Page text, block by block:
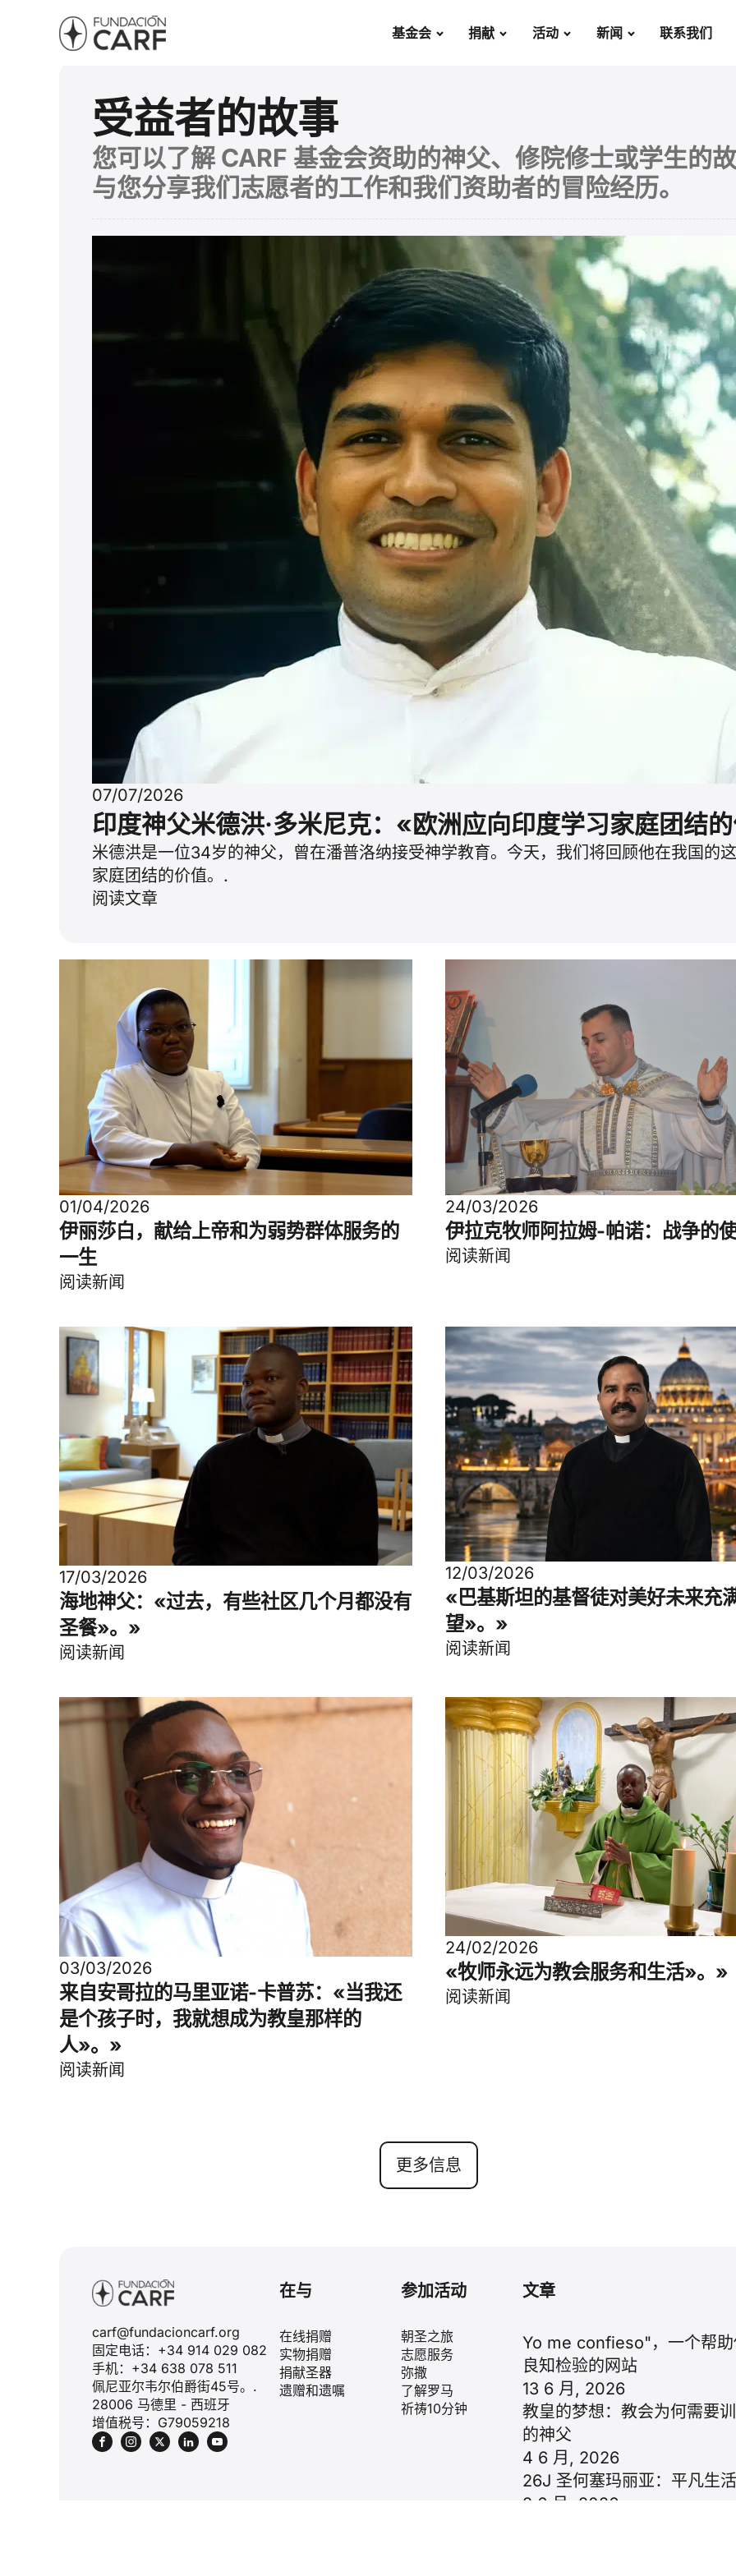
基金会 捐献 活动 新闻 联系我们
受益者的故事
您可以了解 CARF 基金会资助的神父、修院修士或学生的
与您分享我们志愿者的工作和我们资助者的冒险经历。
07/07/2026
印度神父米德洪·多米尼克：«欧洲应向印度学习家庭团结
米德洪是一位34岁的神父，曾在潘普洛纳接受神学教育。今天，我们将回顾他在我国的
家庭团结的价值。.
阅读文章
01/04/2026
伊丽莎白，献给上帝和为弱势群体服务的
一生
阅读新闻
24/03/2026
伊拉克牧师阿拉姆-帕诺：战争的
阅读新闻
17/03/2026
海地神父：«过去，有些社区几个月都没有
圣餐»。»
阅读新闻
12/03/2026
«巴基斯坦的基督徒对美好未来充
望»。»
阅读新闻
03/03/2026
来自安哥拉的马里亚诺-卡普苏：«当我还
是个孩子时，我就想成为教皇那样的
人»。»
阅读新闻
24/02/2026
«牧师永远为教会服务和生活»。»
阅读新闻
更多信息
carf@fundacioncarf.org
固定电话：+34 914 029 082
手机：+34 638 078 511
佩尼亚尔韦尔伯爵街45号。.
28006 马德里 - 西班牙
增值税号：G79059218
在与
在线捐赠
实物捐赠
捐献圣器
遗赠和遗嘱
参加活动
朝圣之旅
志愿服务
弥撒
了解罗马
祈祷10分钟
文章
Yo me confieso"，一个帮
良知检验的网站
13 6 月, 2026
教皇的梦想：教会为何需要
的神父
4 6 月, 2026
26J 圣何塞玛丽亚：平凡生
2 6 月, 2026